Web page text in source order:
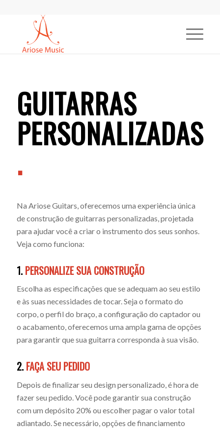
GUITARRAS
PERSONALIZADAS
.
Na Ariose Guitars, oferecemos uma experiência única
de construção de guitarras personalizadas, projetada
para ajudar você a criar o instrumento dos seus sonhos.
Veja como funciona:
1. PERSONALIZE SUA CONSTRUÇÃO
Escolha as especificações que se adequam ao seu estilo
e às suas necessidades de tocar. Seja o formato do
corpo, o perfil do braço, a configuração do captador ou
o acabamento, oferecemos uma ampla gama de opções
para garantir que sua guitarra corresponda à sua visão.
2. FAÇA SEU PEDIDO
Depois de finalizar seu design personalizado, é hora de
fazer seu pedido. Você pode garantir sua construção
com um depósito 20% ou escolher pagar o valor total
adiantado. Se necessário, opções de financiamento